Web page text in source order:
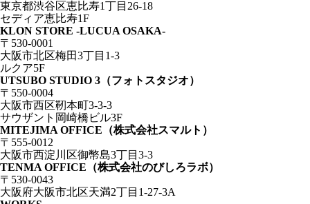
東京都渋谷区恵比寿1丁目26-18
セディア恵比寿1F
KLON STORE -LUCUA OSAKA-
〒530-0001
大阪市北区梅田3丁目1-3
ルクア5F
UTSUBO STUDIO 3（フォトスタジオ）
〒550-0004
大阪市西区靭本町3-3-3
サウザント岡崎橋ビル3F
MITEJIMA OFFICE（株式会社スマルト）
〒555-0012
大阪市西淀川区御幣島3丁目3-3
TENMA OFFICE（株式会社のびしろラボ）
〒530-0043
大阪府大阪市北区天満2丁目1-27-3A